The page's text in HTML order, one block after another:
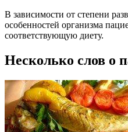
В зависимости от степени
особенностей организма
соответствующую диету.
Несколько слов о